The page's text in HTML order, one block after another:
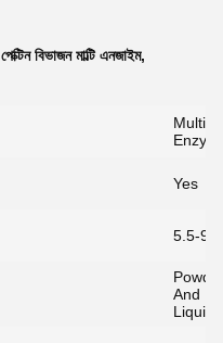
পেক্টিন বিভাজন মাল্টি এনজাইম,
Multi
Yes
5.5-9.5
And
Liquid